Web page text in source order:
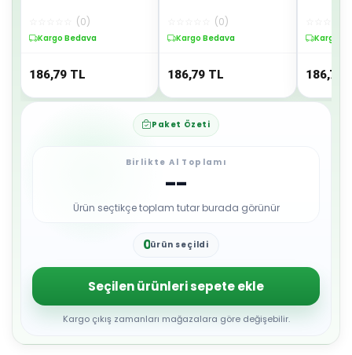
(0)
Kargo Bedava
186,79 TL
(0)
Kargo Bedava
186,79 TL
Kargo
186,79
Paket Özeti
Birlikte Al Toplamı
--
Ürün seçtikçe toplam tutar burada görünür
0
2
3
4
5
6
8
ürün seçildi
Seçilen ürünleri sepete ekle
Kargo çıkış zamanları mağazalara göre değişebilir.